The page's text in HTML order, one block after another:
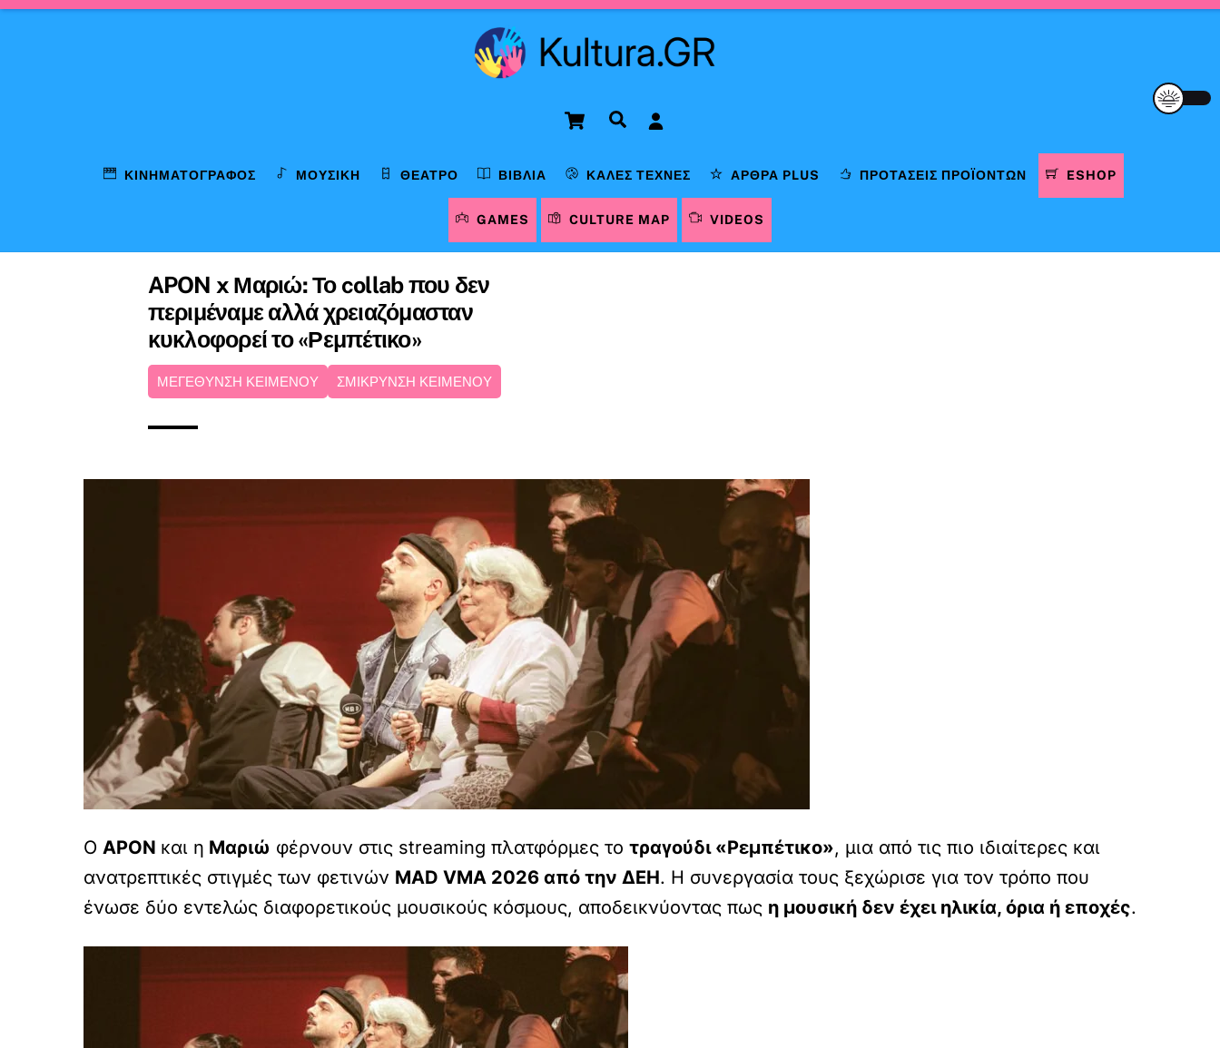
Skip
Cart Αναζήτηση
ΚΙΝΗΜΑΤΟΓΡΆΦΟΣ ΜΟΥΣΙΚΉ ΘΈΑΤΡΟ ΒΙΒΛΊΑ ΚΑΛΈΣ ΤΈΧΝΕΣ ΆΡΘΡΑ PLUS ΠΡΟΤΆΣΕΙΣ ΠΡΟΪΌΝΤΩΝ ESHOP
GAMES CULTURE MAP VIDEOS
APON x Μαριώ: Το collab που δεν
περιμέναμε αλλά χρειαζόμασταν
κυκλοφορεί το «Ρεμπέτικο»
ΜΕΓΕΘΥΝΣΗ ΚΕΙΜΕΝΟΥ ΣΜΙΚΡΥΝΣΗ ΚΕΙΜΕΝΟΥ
Ο APON και η Μαριώ φέρνουν στις streaming πλατφόρμες το τραγούδι «Ρεμπέτικο», μια από τις πιο ιδιαίτερες και
ανατρεπτικές στιγμές των φετινών MAD VMA 2026 από την ΔΕΗ. Η συνεργασία τους ξεχώρισε για τον τρόπο που
ένωσε δύο εντελώς διαφορετικούς μουσικούς κόσμους, αποδεικνύοντας πως η μουσική δεν έχει ηλικία, όρια ή εποχές.